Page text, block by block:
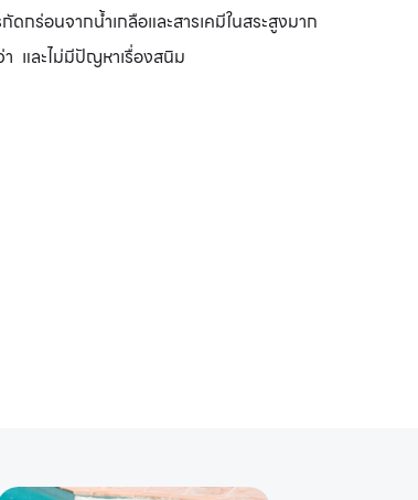
ร่อนจากน้ำเกลือและสารเคมีในสระสูงมาก
และไม่มีปัญหาเรื่องสนิม